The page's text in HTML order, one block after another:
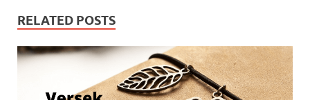
RELATED POSTS